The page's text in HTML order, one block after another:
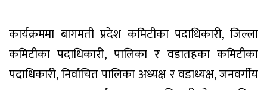
कार्यक्रममा बागमती प्रदेश कमिटीका पदाधिकारी, जिल्ला
कमिटीका पदाधिकारी, पालिका र वडातहका कमिटीका
पदाधिकारी, निर्वाचित पालिका अध्यक्ष र वडाध्यक्ष, जनवर्गीय